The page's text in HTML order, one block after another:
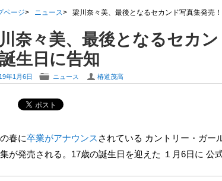
ページ ニュース 梁川奈々美、最後となるセカンド写真集発売
奈々美、最後となるセカ
生日に告知
年1月6日 F ニュース U 椿道茂高
この春に卒業がアナウンス されている カントリー・ガー
が発売される。17歳の誕生日を迎えた １月6日に 公